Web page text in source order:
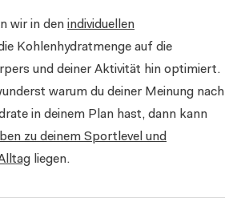
wir in den individuellen
Kohlenhydratmenge auf die
und deiner Aktivität hin optimiert.
warum du deiner Meinung nach
in deinem Plan hast, dann kann
zu deinem Sportlevel und
liegen.